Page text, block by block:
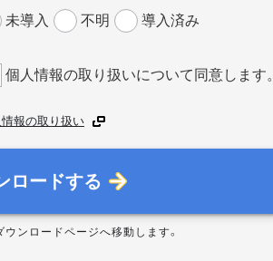
未導入 不明 導入済み
個人情報の取り扱いについて同意します。
報の取り扱い
ロードする
ウンロードページへ移動します。